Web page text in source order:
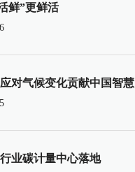
鲜”更鲜活
对气候变化贡献中国智慧
业碳计量中心落地